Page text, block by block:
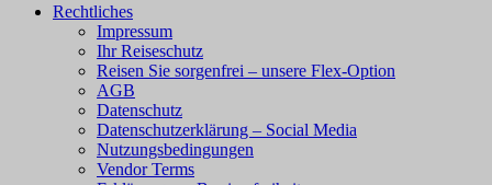
Rechtliches
Impressum
Ihr Reiseschutz
Reisen Sie sorgenfrei – unsere Flex-Option
AGB
Datenschutz
Datenschutzerklärung – Social Media
Nutzungsbedingungen
Vendor Terms